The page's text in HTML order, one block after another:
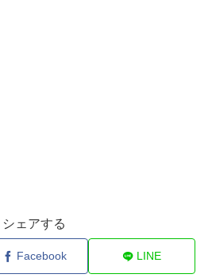
シェアする
Facebook LINE